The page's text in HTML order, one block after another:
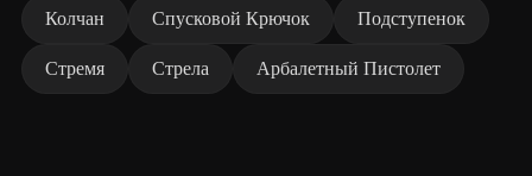
Колчан Спусковой Крючок Подступенок
Стремя Стрела Арбалетный Пистолет